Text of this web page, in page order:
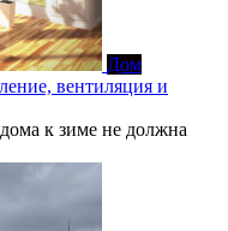
Дом
вентиляция и
к зиме не должна